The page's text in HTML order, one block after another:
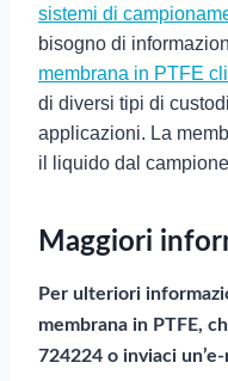
sistemi di
bisogno di
membrana in PTFE
di diversi tipi di
applicazioni. La
il liquido dal
Maggiori
Per ulteriori
membrana in PTFE,
724224 o inviaci un’e-